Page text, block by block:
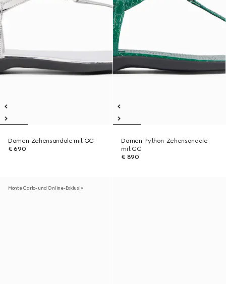
Damen-Zehensandale mit GG
€ 690
Damen-Python-Zehensandale
mit GG
€ 890
Monte Carlo- und Online-Exklusiv